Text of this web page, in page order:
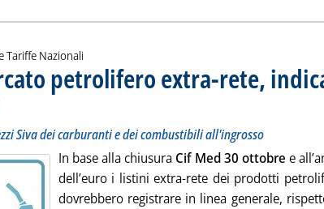
Tariffe Nazionali
petrolifero extra-rete,
. Sottotitolo: Le variazioni sui prezzi Siva dei carburanti e dei combustibili all'ingrosso
. Pubblicata venerdì 31 ottobre 2025 alle 9.7.
Siva dei carburanti e dei combustibili all'ingrosso
In base alla chiusura Cif Med 30 ottobre e
dell’euro i listini extra-rete dei prodotti
dovrebbero registrare in linea generale,